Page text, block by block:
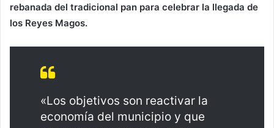
rebanada del tradicional pan para celebrar la llegada de
los Reyes Magos.
«Los objetivos son reactivar la
economía del municipio y que